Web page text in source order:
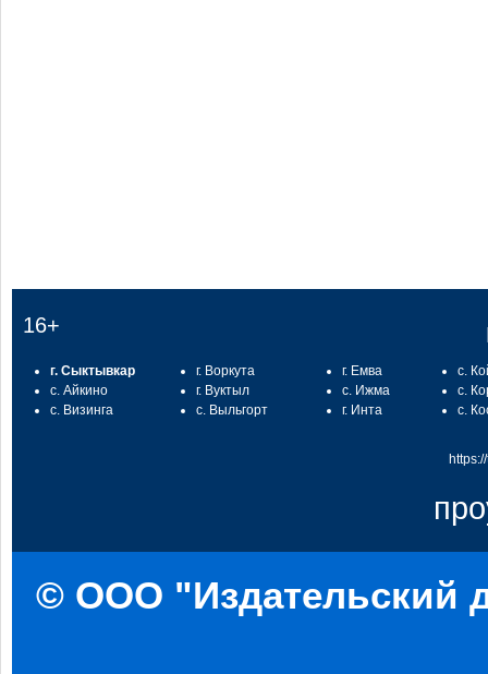
16+
г. Сыктывкар
с. Айкино
с. Визинга
г. Воркута
г. Вуктыл
с. Выльгорт
г. Емва
с. Ижма
г. Инта
с.
с.
с.
© ООО "Издательский